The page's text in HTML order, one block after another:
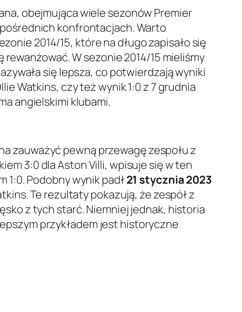
obejmująca wiele sezonów Premier
konfrontacjach. Warto
2014/15, które na długo zapisało się
W sezonie 2014/15 mieliśmy
się lepsza, co potwierdzają wyniki
Watkins, czy też wynik 1:0 z 7 grudnia
angielskimi klubami.
zauważyć pewną przewagę zespołu z
3:0 dla Aston Villi, wpisuje się w ten
1:0. Podobny wynik padł21 stycznia 2023
Te rezultaty pokazują, że zespół z
z tych starć. Niemniej jednak, historia
przykładem jest historyczne